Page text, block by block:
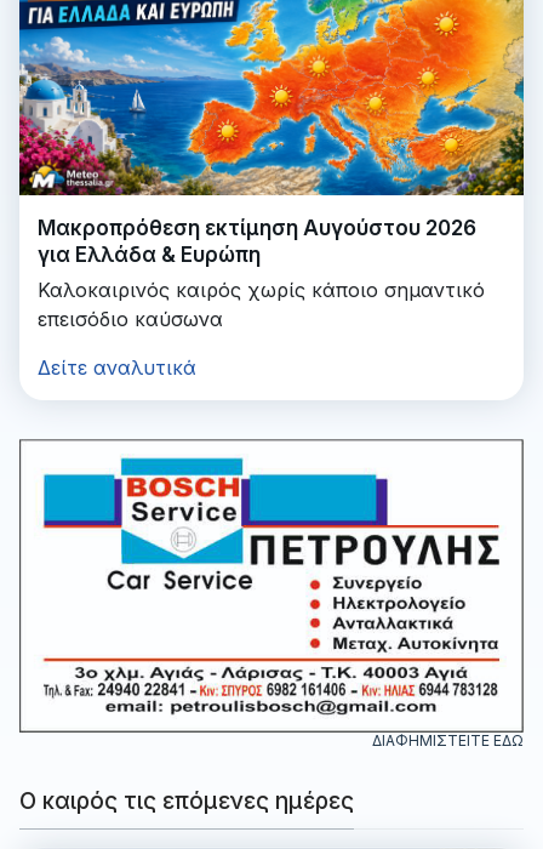
Μακροπρόθεση εκτίμηση Αυγούστου 2026
για Ελλάδα & Ευρώπη
Καλοκαιρινός καιρός χωρίς κάποιο σημαντικό
επεισόδιο καύσωνα
Δείτε αναλυτικά
ΔΙΑΦΗΜΙΣΤΕΙΤΕ ΕΔΩ
Ο καιρός τις επόμενες ημέρες